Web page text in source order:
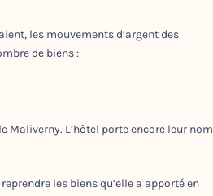
les mouvements d’argent des
de biens :
L’hôtel porte encore leur nom
les biens qu’elle a apporté en